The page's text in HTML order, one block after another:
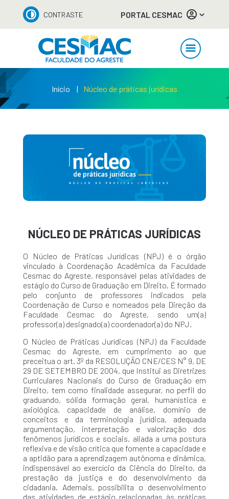
CONTRASTE PORTAL CESMAC
Início Núcleo de práticas jurídicas
NÚCLEO DE PRÁTICAS JURÍDICAS
O Núcleo de Práticas Jurídicas (NPJ) é o órgão
vinculado à Coordenação Acadêmica da Faculdade
Cesmac do Agreste, responsável pelas atividades de
estágio do Curso de Graduação em Direito. É formado
pelo conjunto de professores indicados pela
Coordenação de Curso e nomeados pela Direção da
Faculdade Cesmac do Agreste, sendo um(a)
professor(a) designado(a) coordenador(a) do NPJ.
O Núcleo de Práticas Jurídicas (NPJ) da Faculdade
Cesmac do Agreste, em cumprimento ao que
preceitua o art. 3º da RESOLUÇÃO CNE/CES N° 9, DE
29 DE SETEMBRO DE 2004, que Institui as Diretrizes
Curriculares Nacionais do Curso de Graduação em
Direito, tem como finalidade assegurar, no perfil do
graduando, sólida formação geral, humanística e
axiológica, capacidade de análise, domínio de
conceitos e da terminologia jurídica, adequada
argumentação, interpretação e valorização dos
fenômenos jurídicos e sociais, aliada a uma postura
reflexiva e de visão crítica que fomente a capacidade e
a aptidão para a aprendizagem autônoma e dinâmica,
indispensável ao exercício da Ciência do Direito, da
prestação da justiça e do desenvolvimento da
cidadania. Ademais, possibilita o desenvolvimento
das atividades de estágio relacionadas às práticas